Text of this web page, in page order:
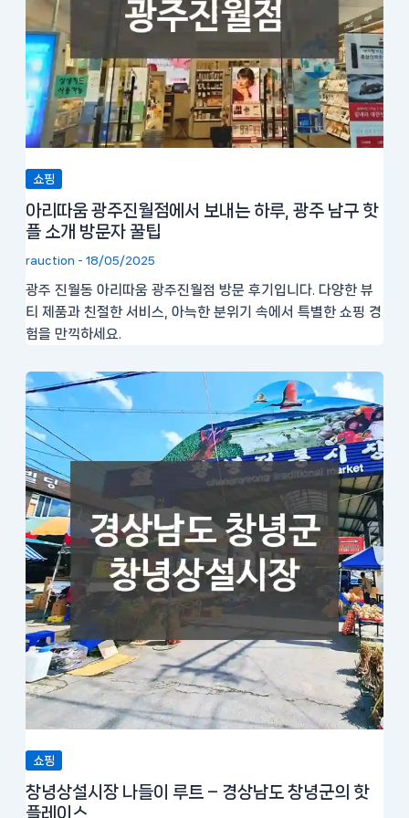
쇼핑
아리따움 광주진월점에서 보내는 하루, 광주 남구 핫
플 소개 방문자 꿀팁
rauction - 18/05/2025
광주 진월동 아리따움 광주진월점 방문 후기입니다. 다양한 뷰
티 제품과 친절한 서비스, 아늑한 분위기 속에서 특별한 쇼핑 경
험을 만끽하세요.
쇼핑
창녕상설시장 나들이 루트 – 경상남도 창녕군의 핫
플레이스